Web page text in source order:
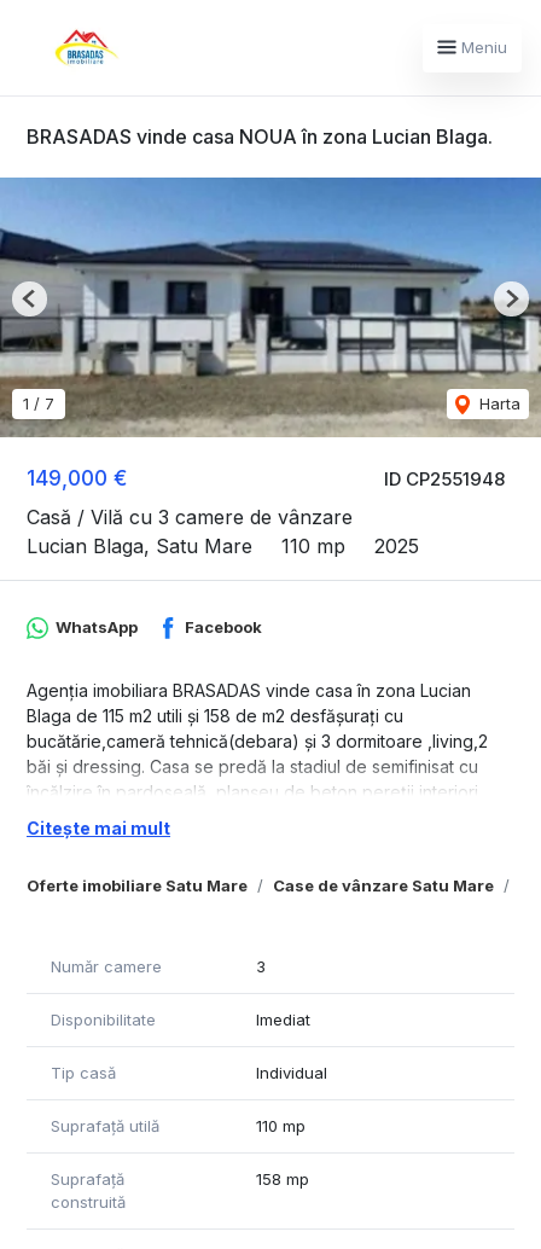
Meniu
BRASADAS vinde casa NOUA în zona Lucian Blaga.
ID CP2551948
149,000 €
Casă / Vilă cu 3 camere de vânzare
Lucian Blaga, Satu Mare
110 mp 2025
1 / 7 Harta
Previous
Oferte imobiliare Satu Mare Case de vânzare Satu Mare
WhatsApp Facebook
Agenția imobiliara BRASADAS vinde casa în zona Lucian
Blaga de 115 m2 utili și 158 de m2 desfășurați cu
bucătărie,cameră tehnică(debara) și 3 dormitoare ,living,2
băi și dressing. Casa se predă la stadiul de semifinisat cu
încălzire în pardoseală, planșeu de beton,pereții interiori
tencuiți și gletuiti și geamuri termopan cu 7 camere și 3 sticle.
Citește mai mult
Număr camere 3
Disponibilitate Imediat
Tip casă Individual
Suprafață utilă 110 mp
Suprafață
construită
158 mp